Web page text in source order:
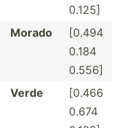
0.125]
Morado
[0.494
0.184
0.556]
Verde
[0.466
0.674